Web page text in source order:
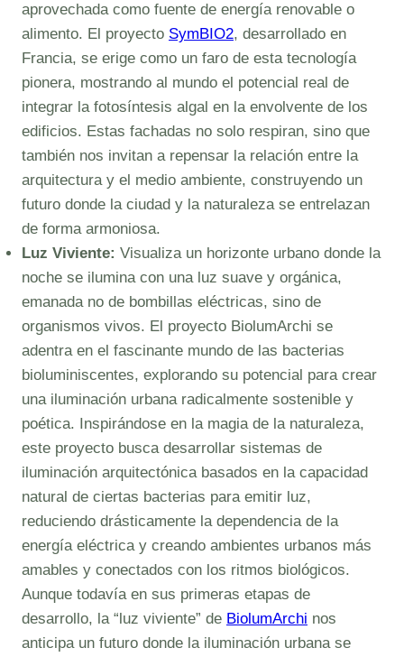
aprovechada como fuente de energía renovable o
alimento. El proyecto SymBIO2, desarrollado en
Francia, se erige como un faro de esta tecnología
pionera, mostrando al mundo el potencial real de
integrar la fotosíntesis algal en la envolvente de los
edificios. Estas fachadas no solo respiran, sino que
también nos invitan a repensar la relación entre la
arquitectura y el medio ambiente, construyendo un
futuro donde la ciudad y la naturaleza se entrelazan
de forma armoniosa.
Luz Viviente: Visualiza un horizonte urbano donde la
noche se ilumina con una luz suave y orgánica,
emanada no de bombillas eléctricas, sino de
organismos vivos. El proyecto BiolumArchi se
adentra en el fascinante mundo de las bacterias
bioluminiscentes, explorando su potencial para crear
una iluminación urbana radicalmente sostenible y
poética. Inspirándose en la magia de la naturaleza,
este proyecto busca desarrollar sistemas de
iluminación arquitectónica basados en la capacidad
natural de ciertas bacterias para emitir luz,
reduciendo drásticamente la dependencia de la
energía eléctrica y creando ambientes urbanos más
amables y conectados con los ritmos biológicos.
Aunque todavía en sus primeras etapas de
desarrollo, la “luz viviente” de BiolumArchi nos
anticipa un futuro donde la iluminación urbana se